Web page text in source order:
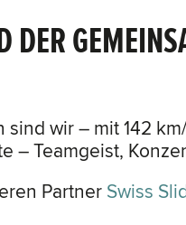
DER
wir – mit 142
– Teamgeist,
Partner Swiss